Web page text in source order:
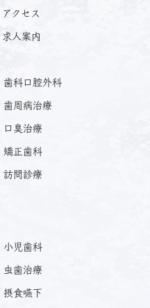
アクセス
求人案内
歯科口腔外科
歯周病治療
口臭治療
矯正歯科
訪問診療
小児歯科
虫歯治療
摂食嚥下